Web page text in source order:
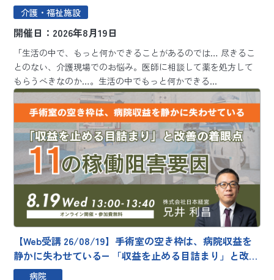
介護・福祉施設
開催日：2026年8月19日
「生活の中で、もっと何かできることがあるのでは… 尽きるこ
とのない、介護現場でのお悩み。医師に相談して薬を処方して
もらうべきなのか…。生活の中でもっと何かできる...
【Web受講 26/08/19】手術室の空き枠は、病院収益を
静かに失わせている― 「収益を止める目詰まり」と改善
の着眼点 11の稼働阻害要因 ―～「収益を止める目詰ま
病院